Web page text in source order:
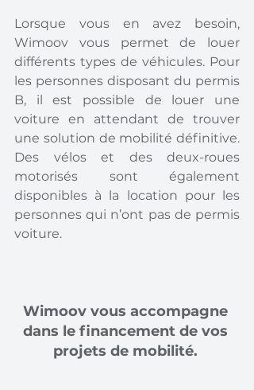
Lorsque vous en avez besoin,
Wimoov vous permet de louer
différents types de véhicules. Pour
les personnes disposant du permis
B, il est possible de louer une
voiture en attendant de trouver
une solution de mobilité définitive.
Des vélos et des deux-roues
motorisés sont également
disponibles à la location pour les
personnes qui n’ont pas de permis
voiture.
Wimoov vous accompagne
dans le financement de vos
projets de mobilité.